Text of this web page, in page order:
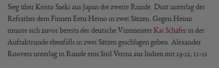
Sieg über Kento Saeki aus Japan die zweite Runde. Dort unterlag der
Refrather dem Finnen Eetu Heino in zwei Sätzen. Gegen Heino
musste sich zuvor bereits der deutsche VizemeisterKai Schäfer in der
Auftaktrunde ebenfalls in zwei Sätzen geschlagen geben. Alexander
Roovers unterlag in Runde eins Siril Verma aus Indien mit 19-21, 12-21.